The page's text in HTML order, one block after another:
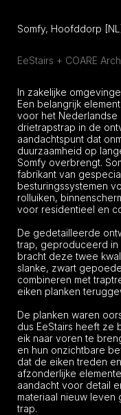
Somfy, Hoofddorp [NL]
EeStairs + COARE
In zakelijke
Een belangrijk
voor het Nederlandse
drietrapstrap in de
aandachtspunt dat
duurzaamheid op
Somfy overbrengt.
fabrikant van
besturingssystemen
rolluiken,
voor residentieel en
De gedetailleerde
trap, geproduceerd in
bracht deze twee
slanke, zwart
combineren met
eiken planken
De planken waren
dus EeStairs heeft ze
eik naar voren te
en hun onzichtbare
dat de eiken treden
afzonderlijke
aandacht voor detail
materiaal nieuw leven
trap.